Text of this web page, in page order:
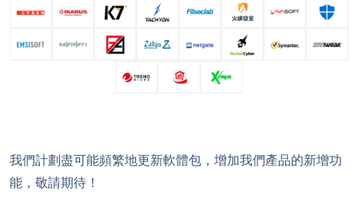
我們計劃盡可能頻繁地更新軟體包，增加我們產品的新增功
能，敬請期待！